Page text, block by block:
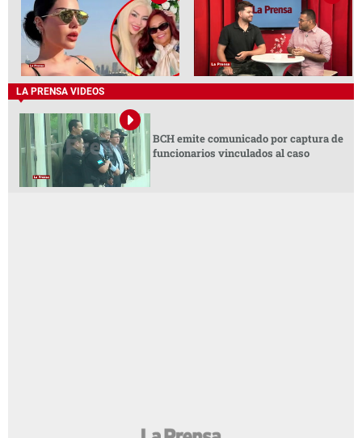
LA PRENSA VIDEOS
BCH emite comunicado por captura de
funcionarios vinculados al caso